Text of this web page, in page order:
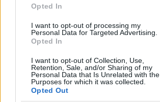
Opted In
I want to opt-out of processing my
Personal Data for Targeted Advertising.
Opted In
I want to opt-out of Collection, Use,
Retention, Sale, and/or Sharing of my
Personal Data that Is Unrelated with the
Purposes for which it was collected.
Opted Out
ΠΕΡΙΣΣΟΤΕΡΑ ΒΙΝΤΕΟ